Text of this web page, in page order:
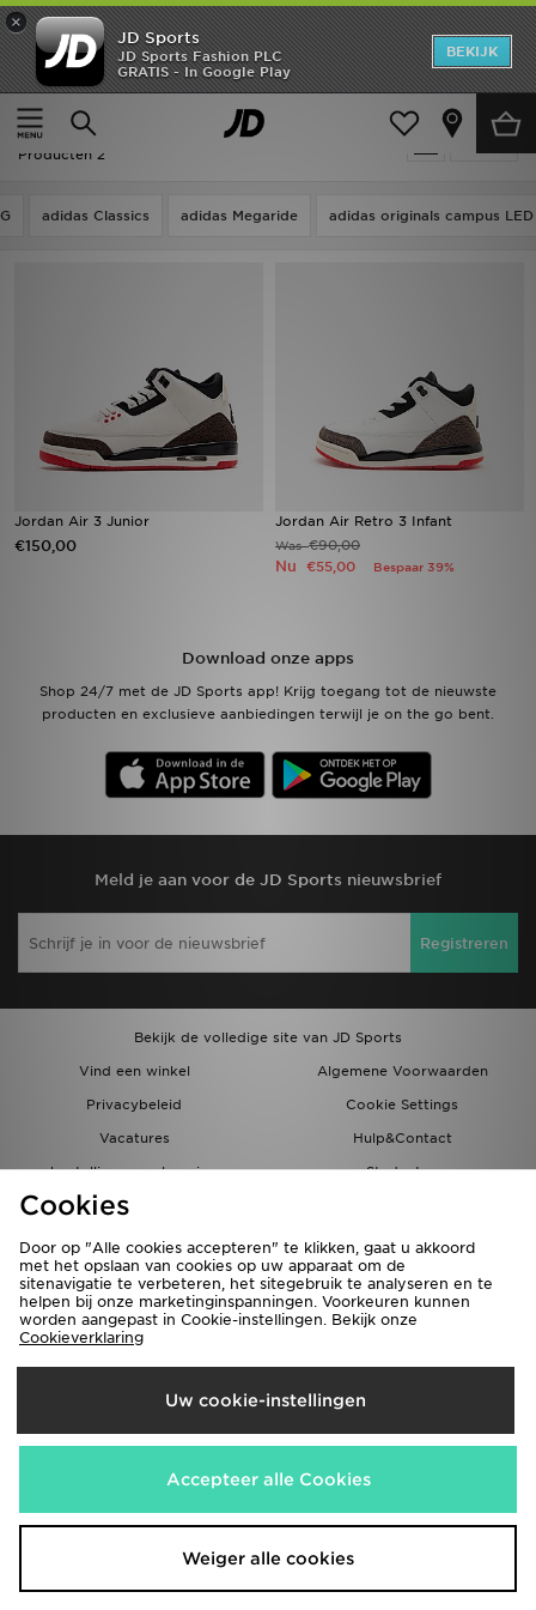
×
JD Sports
JD Sports Fashion PLC
GRATIS - In Google Play
BEKIJK
Thuis
Air Jordan 3 Fathers Day
Air Jordan 3 Fathers Day
Producten 2
adidas Classics adidas Megaride adidas originals campus LED
Jordan Air 3 Junior
€150,00
Jordan Air Retro 3 Infant
Was€90,00
Nu €55,00 Bespaar 39%
Download onze apps
Shop 24/7 met de JD Sports app! Krijg toegang tot de nieuwste
producten en exclusieve aanbiedingen terwijl je on the go bent.
Meld je aan voor de JD Sports nieuwsbrief
Registreren
Bekijk de volledige site van JD Sports
Vind een winkel
Algemene Voorwaarden
Privacybeleid
Cookie Settings
Vacatures
Hulp&Contact
bestellingen en levering
Studenten
Partnerprogramma
Verzenden Naar
Nederland
Wij accepteren de volgende betaalmethoden
Bezoek onze bedrijfswebsite www.jdplc.com
New In
Heren
Dames
Mijn JD
Klantenservice
Cookies
Door op "Alle cookies accepteren" te klikken, gaat u akkoord
met het opslaan van cookies op uw apparaat om de
sitenavigatie te verbeteren, het sitegebruik te analyseren en te
helpen bij onze marketinginspanningen. Voorkeuren kunnen
worden aangepast in Cookie-instellingen. Bekijk onze
Cookieverklaring
Uw cookie-instellingen
Accepteer alle Cookies
Weiger alle cookies